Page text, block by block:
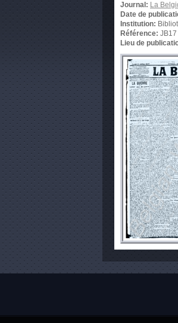
Journal: La
Date de
Institution:
Référence: JB17
Lieu de